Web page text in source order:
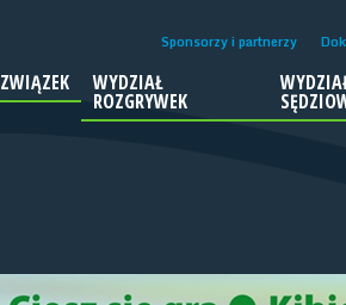
Sponsorzy i partnerzy
ZWIĄZEK WYDZIAŁ
ROZGRYWEK